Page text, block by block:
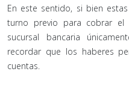
En este sentido, si bien
turno previo para cobrar el
sucursal bancaria
recordar que los haberes
cuentas.